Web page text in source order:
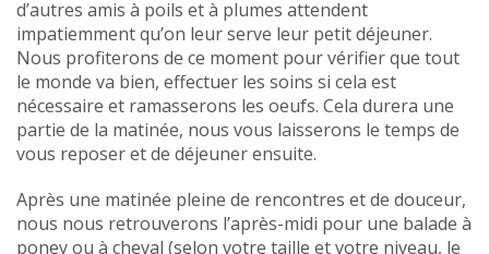
d’autres amis à poils et à plumes attendent
impatiemment qu’on leur serve leur petit déjeuner.
Nous profiterons de ce moment pour vérifier que tout
le monde va bien, effectuer les soins si cela est
nécessaire et ramasserons les oeufs. Cela durera une
partie de la matinée, nous vous laisserons le temps de
vous reposer et de déjeuner ensuite.
Après une matinée pleine de rencontres et de douceur,
nous nous retrouverons l’après-midi pour une balade à
poney ou à cheval (selon votre taille et votre niveau, le